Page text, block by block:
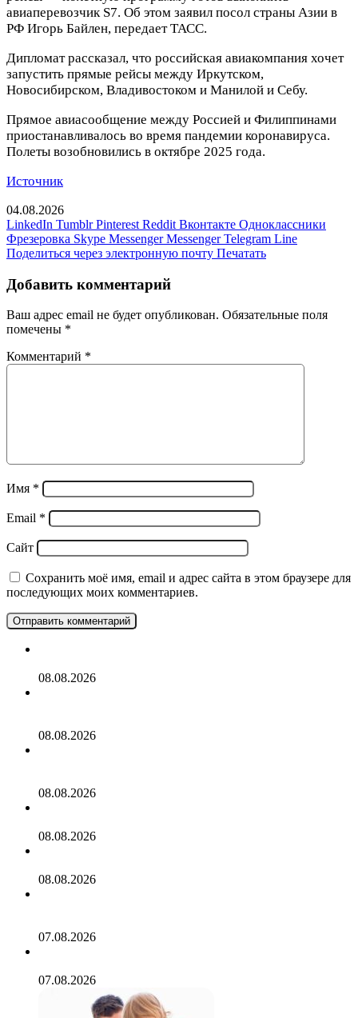
авиаперевозчик S7. Об этом заявил посол страны Азии в
РФ Игорь Байлен, передает ТАСС.
Дипломат рассказал, что российская авиакомпания хочет
запустить прямые рейсы между Иркутском,
Новосибирском, Владивостоком и Манилой и Себу.
Прямое авиасообщение между Россией и Филиппинами
приостанавливалось во время пандемии коронавируса.
Полеты возобновились в октябре 2025 года.
Источник
04.08.2026
LinkedIn Tumblr Pinterest Reddit Вконтакте Одноклассники
Фрезеровка Skype Messenger Messenger Telegram Line
Поделиться через электронную почту Печатать
Добавить комментарий
Ваш адрес email не будет опубликован. Обязательные поля
помечены *
Комментарий *
Имя *
Email *
Сайт
Сохранить моё имя, email и адрес сайта в этом браузере для
последующих моих комментариев.
08.08.2026
08.08.2026
08.08.2026
08.08.2026
08.08.2026
07.08.2026
07.08.2026